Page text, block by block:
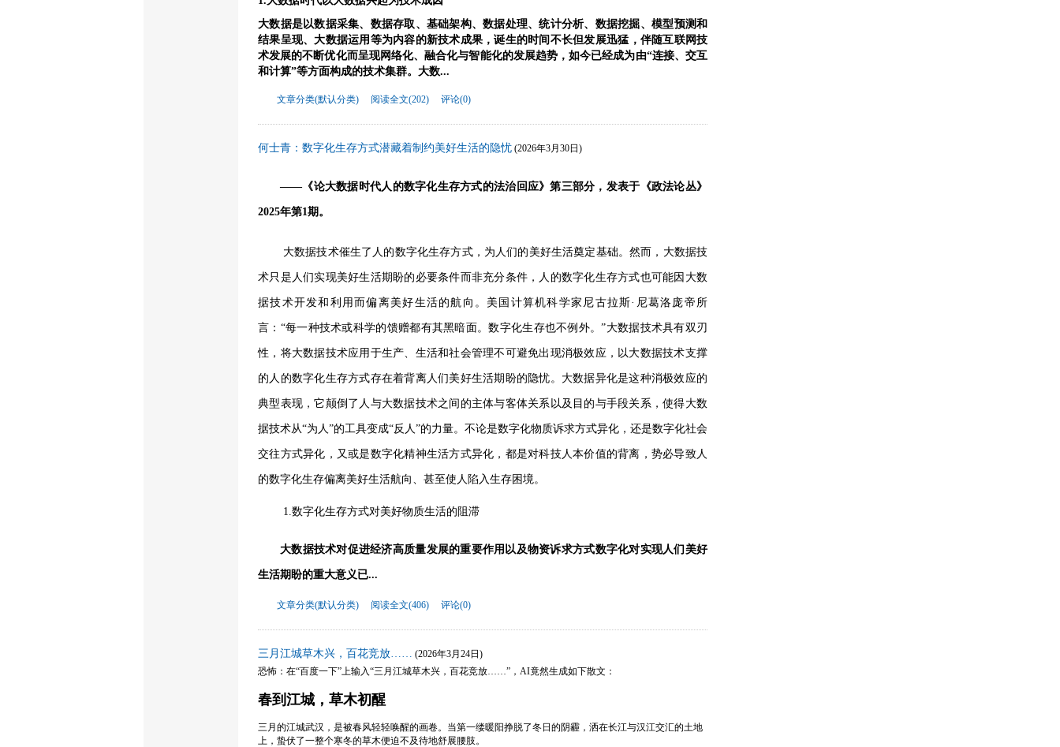
大数据是 以数据采集、数据存取、基础架构、数据处理、统计分析、数据挖掘、模型预测和
结果呈现、大数据运用 等为内容的新技术成果 ，诞生的时间不长但发展迅猛 ，伴随互联网技
术发展的不断优化而呈现网络化、融合化与智能化的发展趋势 ，如今已经成为由“连接、交互
和计算”等方面构成的技术集群。 大数...
文章分类(默认分类) 阅读全文(202) 评论(0)
何士青：数字化生存方式潜藏着制约美好生活的隐忧 (2026年3月30日)
——《论大数据时代人的数字化生存方式的法治回应》第三部分， 发表于《政法论丛》
2025年第1期。
大数据技术催生了人的数字化生存方式，为人们的美好生活奠定基础。然而，大数据技
术只是人们实现美好生活期盼的必要条件而非充分条件，人的数字化生存方式也可能因大数
据技术开发和利用而偏离美好生活的航向。 美国计算机科学家 尼古拉斯·尼葛洛庞帝 所
言： “每一种技术或科学的馈赠都有其黑暗面。数字化生存也不例外。”大数据技术具有双刃
性，将大数据技术应用于生产、生活和社会管理不可避免出现消极效应，以大数据技术支撑
的人的数字化生存方式存在着背离人们美好生活期盼的隐忧。大数据异化是这种消极效应的
典型表现，它颠倒了人与大数据技术之间的主体与客体关系以及目的与手段关系，使得大数
据技术从“为人”的工具变成“反人”的力量。 不论是数字化物质诉求方式异化，还是数字化社会
交往方式异化，又或是数字化精神生活方式异化，都是对科技人本价值的背离，势必导致人
的数字化生存偏离美好生活航向、甚至使人陷入生存困境 。
1.数字化生存方式对美好物质生活的阻滞
大数据技术对促进经济高质量发展的重要作用以及物资诉求方式数字化对实现人们美好
生活期盼的重大意义已...
文章分类(默认分类) 阅读全文(406) 评论(0)
三月江城草木兴，百花竞放…… (2026年3月24日)
恐怖：在“百度一下”上输入“三月江城草木兴，百花竞放……”，AI竟然生成如下散文：
春到江城，草木初醒
三月的江城武汉，是被春风轻轻唤醒的画卷。当第一缕暖阳挣脱了冬日的阴霾，洒在长江与汉江交汇的土地
上，蛰伏了一整个寒冬的草木便迫不及待地舒展腰肢。